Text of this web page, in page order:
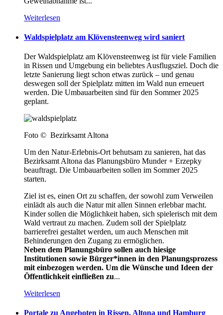
Weiterlesen
Waldspielplatz am Klövensteenweg wird saniert
Der Waldspielplatz am Klövensteenweg ist für viele Familien
in Rissen und Umgebung ein beliebtes Ausflugsziel. Doch die
letzte Sanierung liegt schon etwas zurück – und genau
deswegen soll der Spielplatz mitten im Wald nun erneuert
werden. Die Umbauarbeiten sind für den Sommer 2025
geplant.
Foto © Bezirksamt Altona
Um den Natur-Erlebnis-Ort behutsam zu sanieren, hat das
Bezirksamt Altona das Planungsbüro Munder + Erzepky
beauftragt. Die Umbauarbeiten sollen im Sommer 2025
starten.
Ziel ist es, einen Ort zu schaffen, der sowohl zum Verweilen
einlädt als auch die Natur mit allen Sinnen erlebbar macht.
Kinder sollen die Möglichkeit haben, sich spielerisch mit dem
Wald vertraut zu machen. Zudem soll der Spielplatz
barrierefrei gestaltet werden, um auch Menschen mit
Behinderungen den Zugang zu ermöglichen.
Neben dem Planungsbüro sollen auch hiesige
Institutionen sowie Bürger*innen in den Planungsprozess
mit einbezogen werden. Um die Wünsche und Ideen der
Öffentlichkeit einfließen zu...
Weiterlesen
Portale zu Angeboten in Rissen, Altona und Hamburg